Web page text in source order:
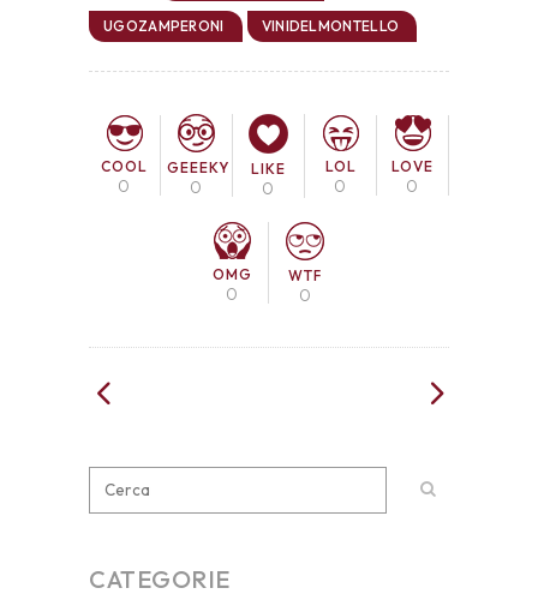
UGOZAMPERONI VINIDELMONTELLO
COOL
0
GEEEKY
0
LIKE
0
LOL
0
LOVE
0
OMG
0
WTF
0
CATEGORIE